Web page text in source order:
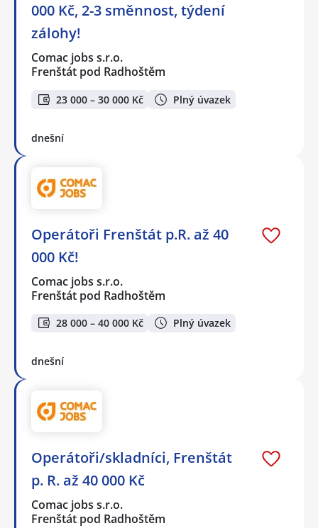
000 Kč, 2-3 směnnost, týdení
zálohy!
Comac jobs s.r.o.
Frenštát pod Radhoštěm
23 000 – 30 000 Kč Plný úvazek
dnešní
Operátoři Frenštát p.R. až 40
000 Kč!
Comac jobs s.r.o.
Frenštát pod Radhoštěm
28 000 – 40 000 Kč Plný úvazek
dnešní
Operátoři/skladníci, Frenštát
p. R. až 40 000 Kč
Comac jobs s.r.o.
Frenštát pod Radhoštěm